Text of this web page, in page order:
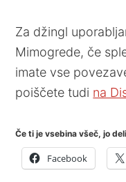
Za džingl
Mimogrede, če
imate vse
poiščete tudi na
Če ti je vsebina všeč, jo
Facebook